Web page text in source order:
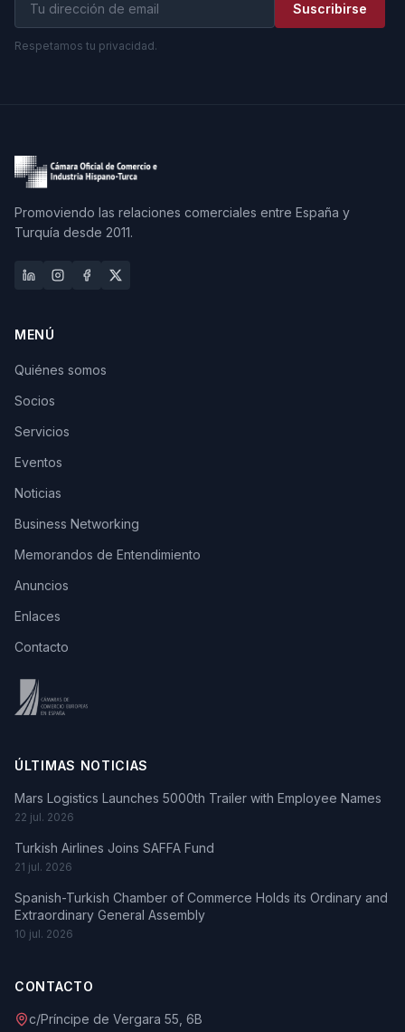
Suscribirse
Respetamos tu privacidad.
Promoviendo las relaciones comerciales entre España y
Turquía desde 2011.
MENÚ
Quiénes somos
Socios
Servicios
Eventos
Noticias
Business Networking
Memorandos de Entendimiento
Anuncios
Enlaces
Contacto
ÚLTIMAS NOTICIAS
Mars Logistics Launches 5000th Trailer with Employee Names
22 jul. 2026
Turkish Airlines Joins SAFFA Fund
21 jul. 2026
Spanish-Turkish Chamber of Commerce Holds its Ordinary and
Extraordinary General Assembly
10 jul. 2026
CONTACTO
c/Príncipe de Vergara 55, 6B